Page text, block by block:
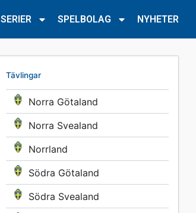
SERIER SPELBOLAG NYHETER
Tävlingar
Norra Götaland
Norra Svealand
Norrland
Södra Götaland
Södra Svealand